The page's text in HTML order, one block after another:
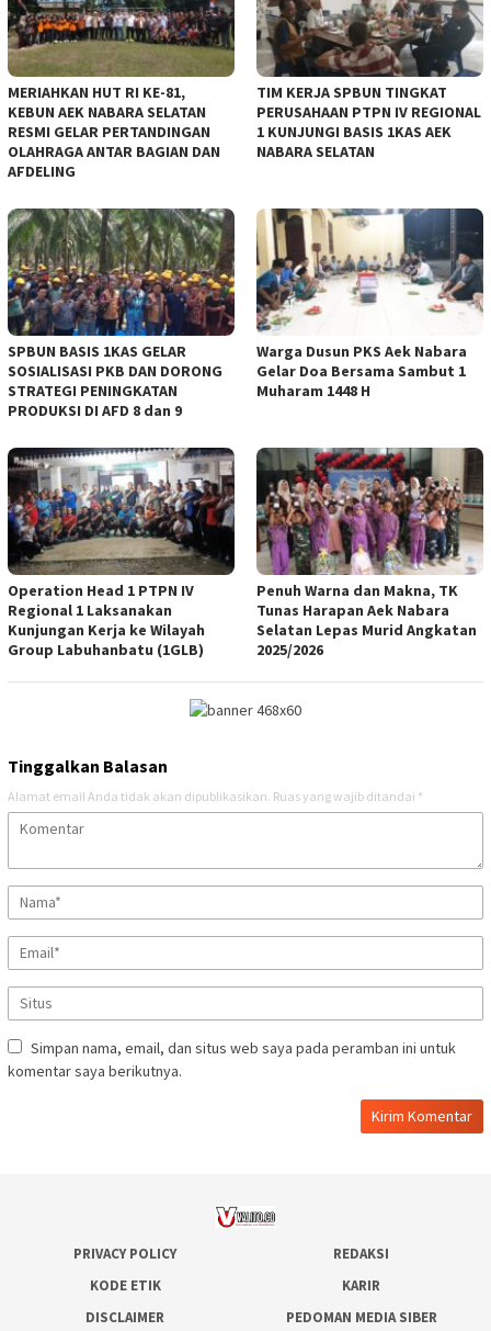
MERIAHKAN HUT RI KE-81,
KEBUN AEK NABARA SELATAN
RESMI GELAR PERTANDINGAN
OLAHRAGA ANTAR BAGIAN DAN
AFDELING
TIM KERJA SPBUN TINGKAT
PERUSAHAAN PTPN IV REGIONAL
1 KUNJUNGI BASIS 1KAS AEK
NABARA SELATAN
‎SPBUN BASIS 1KAS GELAR
SOSIALISASI PKB DAN DORONG
STRATEGI PENINGKATAN
PRODUKSI DI AFD 8 dan 9
‎Warga Dusun PKS Aek Nabara
Gelar Doa Bersama Sambut 1
Muharam 1448 H
Operation Head 1 PTPN IV
Regional 1 Laksanakan
Kunjungan Kerja ke Wilayah
Group Labuhanbatu (1GLB)
Penuh Warna dan Makna, TK
Tunas Harapan Aek Nabara
Selatan Lepas Murid Angkatan
2025/2026
Tinggalkan Balasan
Alamat email Anda tidak akan dipublikasikan. Ruas yang wajib ditandai *
Simpan nama, email, dan situs web saya pada peramban ini untuk
komentar saya berikutnya.
PRIVACY POLICY
REDAKSI
KODE ETIK
KARIR
DISCLAIMER
PEDOMAN MEDIA SIBER